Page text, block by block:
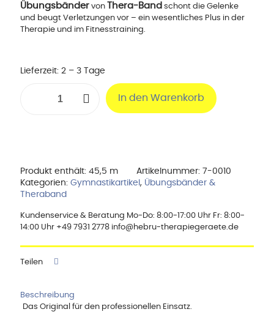
Übungsbänder von Thera-Band schont die Gelenke
und beugt Verletzungen vor – ein wesentliches Plus in der
Therapie und im Fitnesstraining.
Lieferzeit: 2 – 3 Tage
In den Warenkorb
Produkt enthält: 45,5 m Artikelnummer: 7-0010
Kategorien: Gymnastikartikel , Übungsbänder &
Theraband
Kundenservice & Beratung Mo-Do: 8:00-17:00 Uhr Fr: 8:00-
14:00 Uhr +49 7931 2778 info@hebru-therapiegeraete.de
Teilen
Beschreibung
Das Original für den professionellen Einsatz.